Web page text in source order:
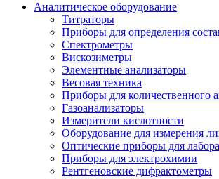
Аналитическое оборудование
Титраторы
Приборы для определения
Спектрометры
Вискозиметры
Элементные анализаторы
Весовая техника
Приборы для количественного
Газоанализаторы
Измерители кислотности
Оборудование для измерения
Оптические приборы для
Приборы для электрохимии
Рентгеновские дифрактометры